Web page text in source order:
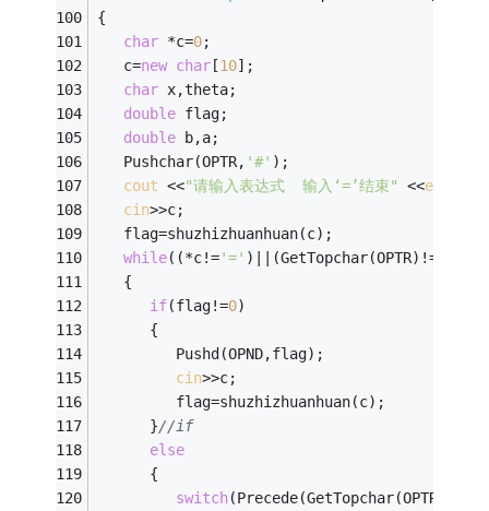
{
char *c=0;
   c=
new char[10];
char x,theta;
double flag;
double b,a;
   Pushchar(OPTR,
'#' );
cout <<"请输入表达式  输入‘=’结束" <<endl
cin>>c;
   flag=shuzhizhuanhuan(c);
while((*c!='=' )||(GetTopchar(OPTR)!=
   {
if(flag!=0)
      {
         Pushd(OPND,flag);
cin>>c;
         flag=shuzhizhuanhuan(c);
      }
//if
else
      {
switch